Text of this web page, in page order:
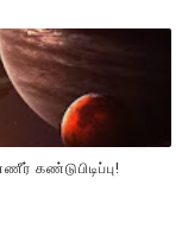
கண்டுபிடிப்பு!